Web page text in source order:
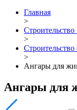
Главная
>
Строительство
>
>
Ангары для
Ангары для